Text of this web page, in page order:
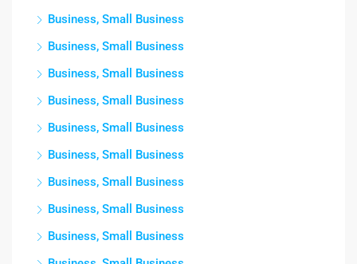
Business, Small Business
Business, Small Business
Business, Small Business
Business, Small Business
Business, Small Business
Business, Small Business
Business, Small Business
Business, Small Business
Business, Small Business